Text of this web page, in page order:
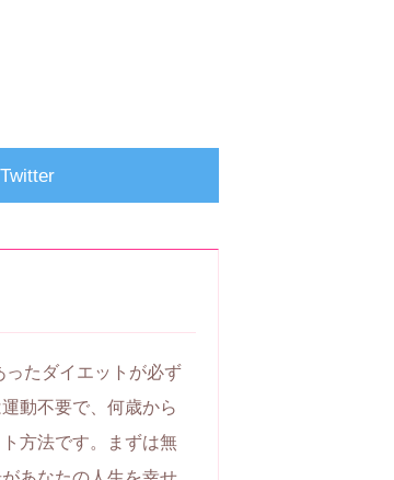
Twitter
ったダイエットが必ず
動不要で、何歳から
方法です。まずは無